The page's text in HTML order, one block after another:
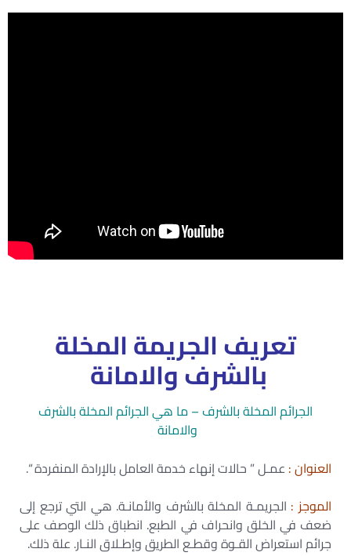
تعريف الجريمة المخلة
بالشرف والامانة
الجرائم المخلة بالشرف – ما هي الجرائم المخلة بالشرف
والامانة
العنوان : عمـل ” حالات إنهاء خدمة العامل بالإرادة المنفردة “.
الموجز : الجريمـة المخلة بالشرف والأمانـة. هي التي ترجع إلى
ضعف في الخلق وانحراف في الطبع. انطباق ذلك الوصف على
جرائم استعراض القـوة وقطـع الطريق وإطـلاق النـار. علة ذلك.